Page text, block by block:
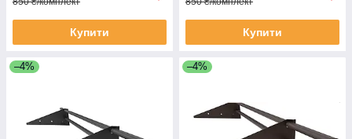
Купити Купити
–4% –4%